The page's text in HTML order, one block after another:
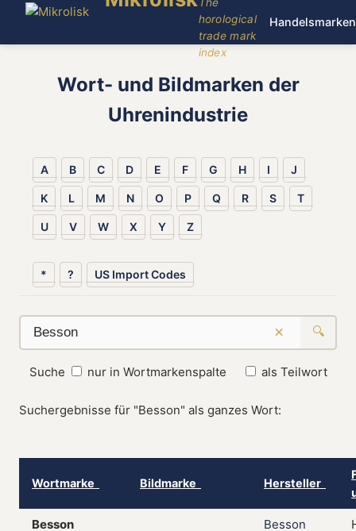
horological
trade mark
index
Handelsmarken
Wort- und Bildmarken der
Uhrenindustrie
A B C D E F G H I J
K L M N O P Q R S T
U V W X Y Z
* ? US Import Codes
× 🔍
Suche nur in Wortmarkenspalte als Teilwort
Suchergebnisse für "Besson" als ganzes Wort:
Wortmarke Bildmarke Hersteller
Besson Besson